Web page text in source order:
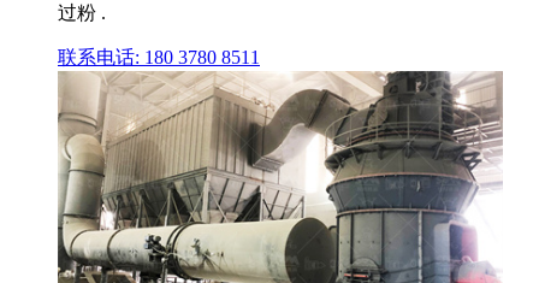
过粉 .
联系电话: 180 3780 8511